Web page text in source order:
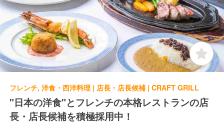
フレンチ, 洋食・西洋料理 | 店長・店長候補 | CRAFT GRILL
"日本の洋食"とフレンチの本格レストランの店
長・店長候補を積極採用中！